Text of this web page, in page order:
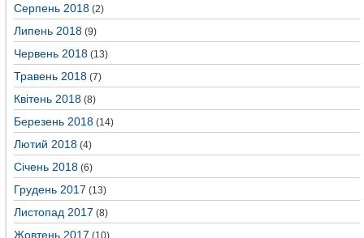
Серпень 2018 (2)
Липень 2018 (9)
Червень 2018 (13)
Травень 2018 (7)
Квітень 2018 (8)
Березень 2018 (14)
Лютий 2018 (4)
Січень 2018 (6)
Грудень 2017 (13)
Листопад 2017 (8)
Жовтень 2017 (10)